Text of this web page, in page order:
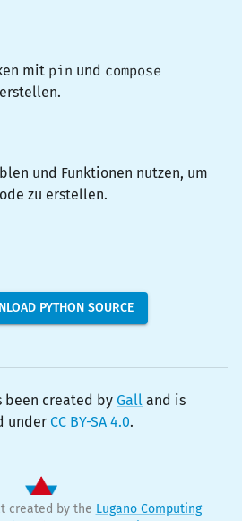
mit pin und compose
und Funktionen nutzen, um
zu erstellen.
PYTHON SOURCE
been created by Gall and is
under CC BY-SA 4.0.
created by the Lugano Computing